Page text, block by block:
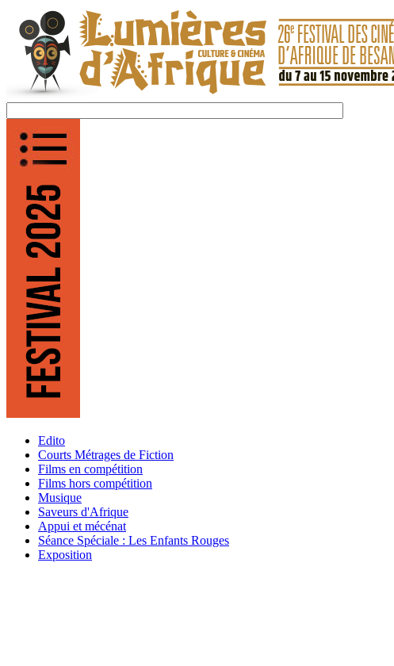
Edito
Courts Métrages de Fiction
Films en compétition
Films hors compétition
Musique
Saveurs d'Afrique
Appui et mécénat
Séance Spéciale : Les Enfants Rouges
Exposition